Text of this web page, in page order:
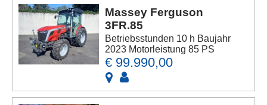
Massey Ferguson
3FR.85
Betriebsstunden 10 h Baujahr
2023 Motorleistung 85 PS
€ 99.990,00